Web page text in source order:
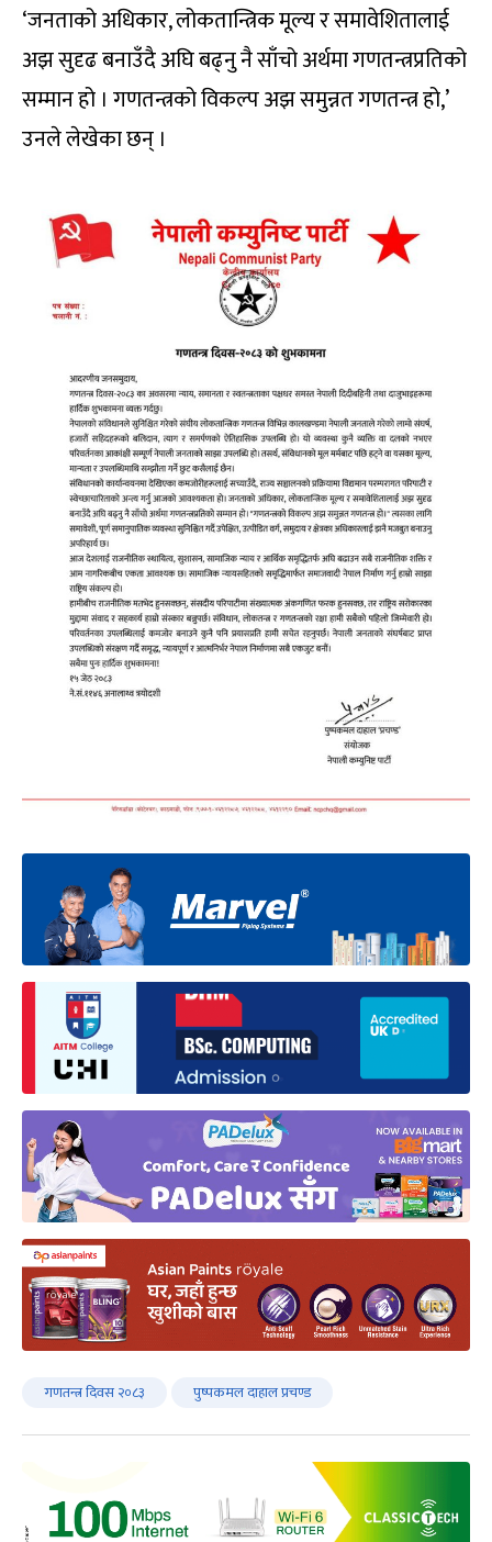
‘जनताको अधिकार, लोकतान्त्रिक मूल्य र समावेशितालाई
अझ सुदृढ बनाउँदै अघि बढ्नु नै साँचो अर्थमा गणतन्त्रप्रतिको
सम्मान हो । गणतन्त्रको विकल्प अझ समुन्नत गणतन्त्र हो,’
उनले लेखेका छन् ।
गणतन्त्र दिवस २०८३ पुष्पकमल दाहाल प्रचण्ड